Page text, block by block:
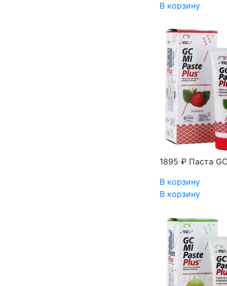
В корзину
1895 ₽ Паста
В корзину
В корзину